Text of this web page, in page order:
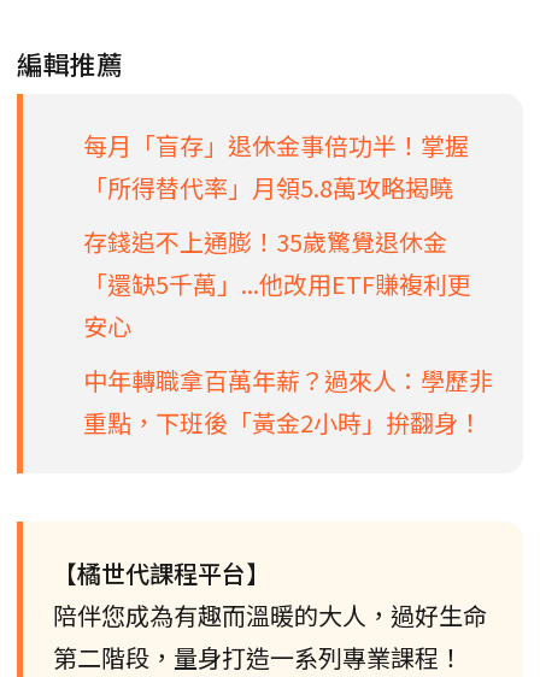
編輯推薦
每月「盲存」退休金事倍功半！掌握
「所得替代率」月領5.8萬攻略揭曉
存錢追不上通膨！35歲驚覺退休金
「還缺5千萬」...他改用ETF賺複利更
安心
中年轉職拿百萬年薪？過來人：學歷非
重點，下班後「黃金2小時」拚翻身！
【橘世代課程平台】
陪伴您成為有趣而溫暖的大人，過好生命
第二階段，量身打造一系列專業課程！